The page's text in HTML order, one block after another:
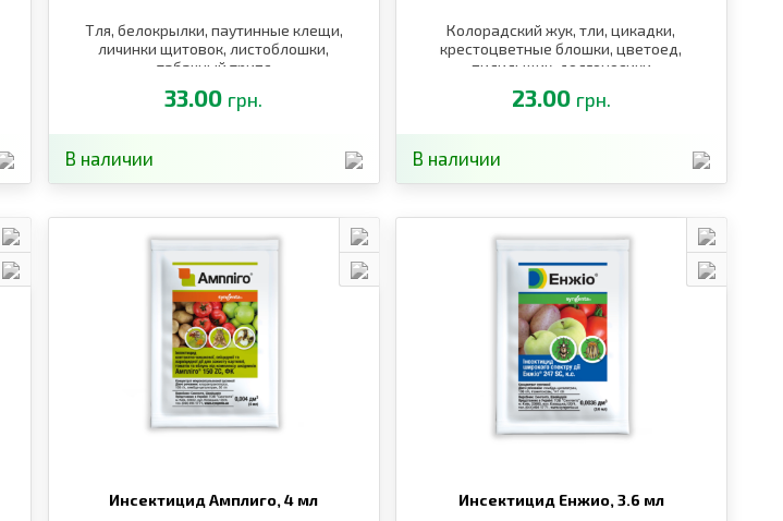
Тля, белокрылки, паутинные клещи,
личинки щитовок, листоблошки,
табачный трипс
33.00 грн.
В наличии
Колорадский жук, тли, цикадки,
крестоцветные блошки, цветоед,
пилильщик, долгоносики
23.00 грн.
В наличии
Инсектицид Амплиго, 4 мл Инсектицид Енжио, 3.6 мл